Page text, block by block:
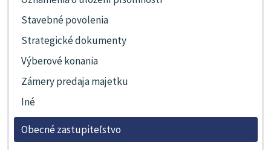
Stavebné povolenia
Strategické dokumenty
Výberové konania
Zámery predaja majetku
Iné
Obecné zastupiteľstvo